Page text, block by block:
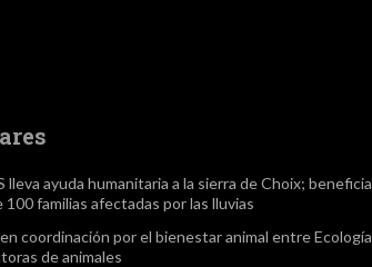
lleva ayuda humanitaria a la sierra de Choix; beneficia
100 familias afectadas por las lluvias
coordinación por el bienestar animal entre Ecología
de animales